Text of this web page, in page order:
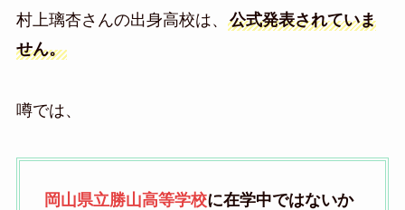
村上璃杏さんの出身高校は、 公式発表されていま
せん。
噂では、
岡山県立勝山高等学校に在学中ではないか